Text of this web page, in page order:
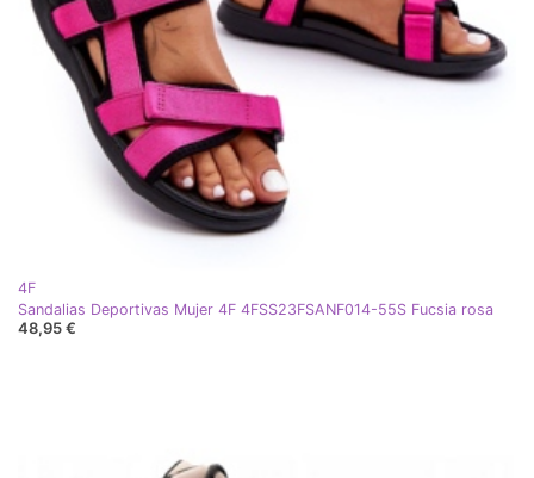
4F
Sandalias Deportivas Mujer 4F 4FSS23FSANF014-55S Fucsia rosa
48,95 €